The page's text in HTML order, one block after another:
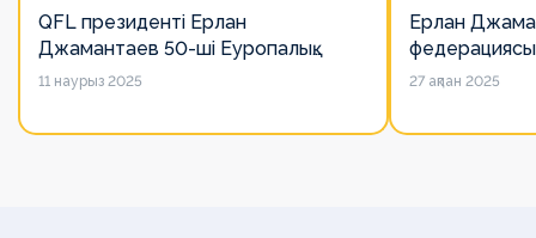
QFL президенті Ерлан
Джамантаев 50-ші Еуропалық
лигалар Бас ассамблеясына
11 наурыз 2025
Ерлан
есімін
27 ақпан 2025